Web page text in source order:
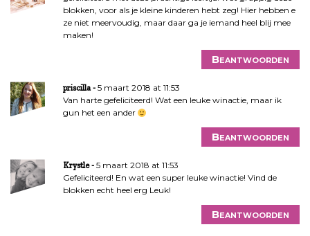
blokken, voor als je kleine kinderen hebt zeg! Hier hebben e
ze niet meervoudig, maar daar ga je iemand heel blij mee
maken!
Beantwoorden
priscilla
5 maart 2018 at 11:53
Van harte gefeliciteerd! Wat een leuke winactie, maar ik
gun het een ander
Beantwoorden
Krystle
5 maart 2018 at 11:53
Gefeliciteerd! En wat een super leuke winactie! Vind de
blokken echt heel erg Leuk!
Beantwoorden